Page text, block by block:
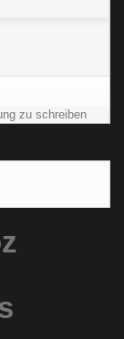
zu schreiben